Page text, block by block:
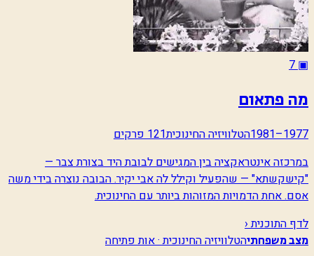
▣
7
מה פתאום
1977–1981 הטלוויזיה החינוכית121 פרקים
במרכזה אינטראקציה בין המגישים לבובת היד בצורת צבר —
"קישקשתא" — שהפעיל וקילל לה אבי יקיר. הבובה נוצרה בידי משה
אסם. אחת הדמויות המזוהות ביותר עם החינוכית.
לדף התוכנית ‹
מצב משפחתיהטלוויזיה החינוכית · אות פתיחה